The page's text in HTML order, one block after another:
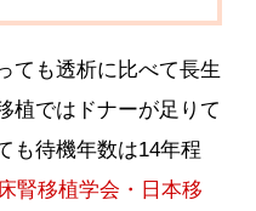
ても透析に比べて長生
植ではドナーが足りて
も待機年数は14年程
腎移植学会・日本移